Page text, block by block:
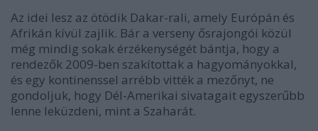
Az idei lesz az ötödik Dakar-rali, amely Európán és
Afrikán kívül zajlik. Bár a verseny ősrajongói közül
még mindig sokak érzékenységét bántja, hogy a
rendezők 2009-ben szakítottak a hagyományokkal,
és egy kontinenssel arrébb vitték a mezőnyt, ne
gondoljuk, hogy Dél-Amerikai sivatagait egyszerűbb
lenne leküzdeni, mint a Szaharát.